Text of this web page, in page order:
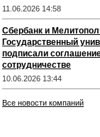
11.06.2026 14:58
Сбербанк и
Государственный
подписали
сотрудничестве
10.06.2026 13:44
Все новости компаний